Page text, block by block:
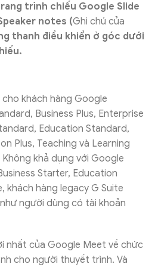
trình chiếu Google Slide
notes (Ghi chú của
thanh điều khiển ở góc dưới
khách hàng Google
Business Plus, Enterprise
Education Standard,
Plus, Teaching và Learning
khả dụng với Google
Starter, Education
khách hàng legacy G Suite
người dùng có tài khoản
nhất của Google Meet về chức
cho người thuyết trình. Và